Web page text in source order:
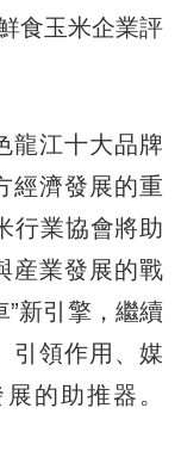
食玉米企業評
江十大品牌
經濟發展的重
行業協會將助
産業發展的戰
”新引擎，繼續
引領作用、媒
的助推器。